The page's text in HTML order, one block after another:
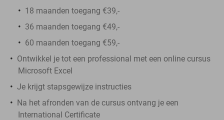
18 maanden toegang €39,-
36 maanden toegang €49,-
60 maanden toegang €59,-
Ontwikkel je tot een professional met een online cursus
Microsoft Excel
Je krijgt stapsgewijze instructies
Na het afronden van de cursus ontvang je een
International Certificate